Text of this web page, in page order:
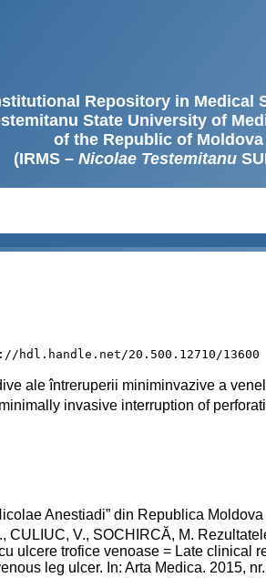
Repository in Medical
State University of
of the Republic of Moldova
(IRMS – Nicolae Testemitanu
hdl.handle.net/20.500.12710/13600
ale întreruperii miniminvazive a
invasive interruption of
Anestiadi” din Republica Moldova
CULIUC, V., SOCHIRCĂ, M.
ulcere trofice venoase = Late clinical
leg ulcer. In: Arta Medica. 2015,